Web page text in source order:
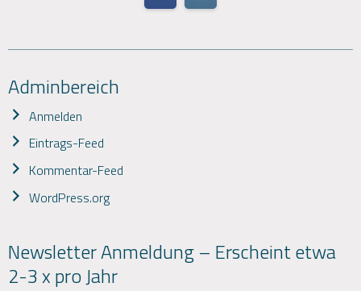
Adminbereich
Anmelden
Eintrags-Feed
Kommentar-Feed
WordPress.org
Newsletter Anmeldung – Erscheint etwa
2-3 x pro Jahr